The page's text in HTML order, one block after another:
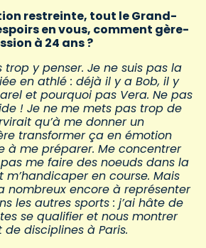
restreinte, tout le Grand-
en vous, comment gère-
à 24 ans ?
trop y penser. Je ne suis pas la
en athlé : déjà il y a Bob, il y
et pourquoi pas Vera. Ne pas
! Je ne me mets pas trop de
qu’à me donner un
transformer ça en émotion
à me préparer. Me concentrer
me faire des noeuds dans la
en course. Mais
nombreux encore à représenter
les autres sports : j’ai hâte de
se qualifier et nous montrer
disciplines à Paris.